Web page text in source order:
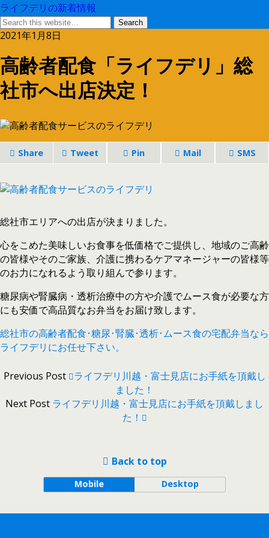
ライフデリの新着情報
2021年1月8日
高齢者配食「ライフデリ」総
社市へ出店決定！
Share Tweet Pin Mail SMS
総社市エリアへの出店が決まりました。
心をこめた美味しいお食事を低価格でご提供し、地域のご高齢
の皆様やそのご家族、介護に携わるケアマネージャーの皆様等
のお力になれるよう取り組んで参ります。
糖尿病や腎臓病・透析治療中の方や介護でムース食が必要な方
にも安価で高品質なお弁当をお届け致します。
総社市の高齢者配食･糖尿･腎臓･透析･ムース食の宅配弁当なら
ライフデリにお任せ下さい。
Previous Post
ライフデリ川越・富士見店にお手紙を頂戴し
ました！
Next Post ライフデリ川越・富士見店にお手紙を頂戴しまし
た！
Back to top
Mobile Desktop